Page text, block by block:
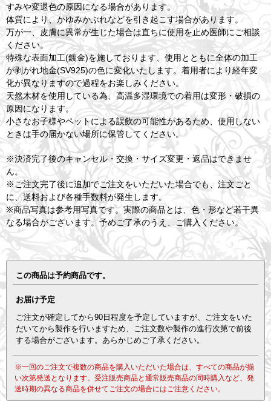
すみや変退色の原因になる場合があります。
体質により、かゆみかぶれなどを引き起こす場合があります。
万が一、皮膚に異常が生じた場合は直ちに使用を止め医師にご相談
ください。
特殊な表面加工(鍍金)を施しております、使用とともに全体の加工
が剥がれ地金(SV925)の色に変化いたします。着用者により経年変
化が異なりますので過程をお楽しみください。
天然木材を使用している為、高温多湿環境での着用は変形・破損の
原因になります。
小さなお子様やペットによる誤飲の可能性があるため、使用しない
ときは手の届かない場所に保管してください。
※決済完了後のキャンセル・交換・サイズ変更・返品はできませ
ん。
※ご注文完了後に追加でご注文をいただいた場合でも、注文ごと
に、送料および各種手数料が発生します。
※商品写真は参考用写真です。実際の商品とは、色・形など若干異
なる場合がございます。予めご了承のうえ、ご購入ください。
この商品は予約商品です。
お届け予定
ご注文が確定してから90日程度を予定していますが、ご注文をいた
だいてから製作を行いますため、ご注文数や製作の進行次第で前後
する場合がございます。あらかじめご了承ください。
※一回のご注文で複数の商品を購入いただいた場合は、すべての商品が揃
い次第発送となります。受注販売商品と通常販売商品の同時購入など、発
送時期の異なる商品を併せてご注文の場合にはご注意ください。